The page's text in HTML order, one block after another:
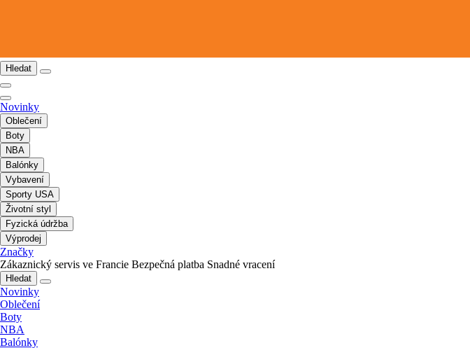
Hledat
Novinky
Oblečení
Boty
NBA
Balónky
Vybavení
Sporty USA
Životní styl
Fyzická údržba
Výprodej
Značky
Zákaznický servis ve Francie Bezpečná platba Snadné vracení
Hledat
Novinky
Oblečení
Boty
NBA
Balónky